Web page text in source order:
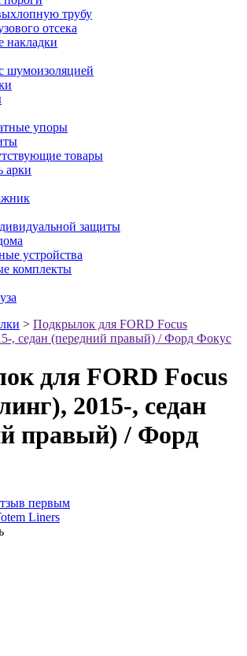
трубу
отсека
накладки
шумоизоляцией
упоры
товары
арки
защиты
устройства
комплекты
> Подкрылок для FORD Focus
, седан (передний правый) / Форд Фокус
для FORD Focus
2015-, седан
правый) / Форд
первым
Liners